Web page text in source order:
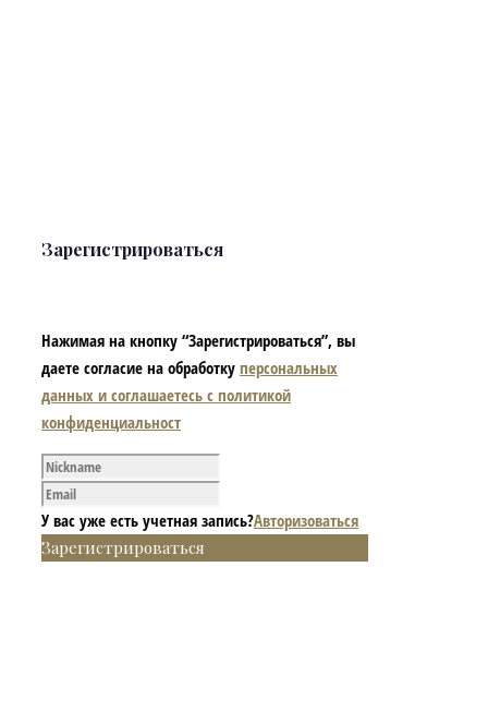
Зарегистрироваться
Нажимая на кнопку “Зарегистрироваться”, вы
даете согласие на обработку персональных
данных и соглашаетесь с политикой
конфиденциальност
У вас уже есть учетная запись?Авторизоваться
Зарегистрироваться